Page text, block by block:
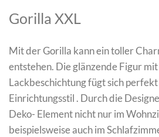
Gorilla XXL
Mit der Gorilla kann ein toller
entstehen. Die glänzende Figur
Lackbeschichtung fügt sich
Einrichtungsstil . Durch die
Deko- Element nicht nur im
beispielsweise auch im